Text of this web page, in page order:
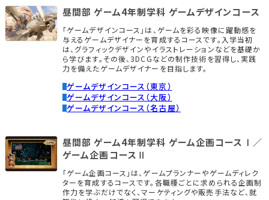
昼間部 ゲーム4年制学科 ゲームデザインコース
「ゲームデザインコース」は、ゲームを彩る映像に躍動感を
与えるゲームデザイナーを育成するコースです。入学当初
は、グラフィックデザインやイラストレーションなどを基礎か
ら学びます。その後、3DCGなどの制作技術を習得し、実践
力を備えたゲームデザイナーを目指します。
ゲームデザインコース（東京）
ゲームデザインコース（大阪）
ゲームデザインコース（名古屋）
昼間部 ゲーム4年制学科 ゲーム企画コースⅠ／
ゲーム企画コースⅡ
「ゲーム企画コース」は、ゲームプランナーやゲームディレク
ターを育成するコースです。各職種ごとに求められる企画制
作力を学ぶだけでなく、マーケティングや販売手法など、就